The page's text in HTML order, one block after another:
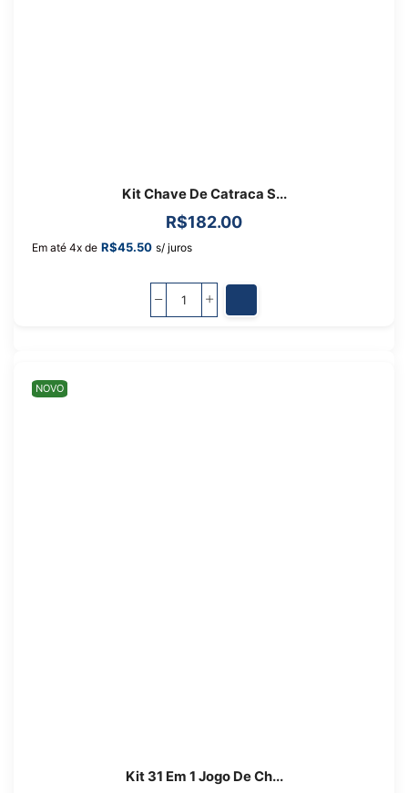
Kit Chave De Catraca S...
R$182.00
Em até 4x de R$45.50 s/ juros
NOVO
Kit 31 Em 1 Jogo De Ch...